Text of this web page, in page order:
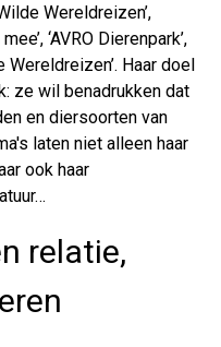
Wereldreizen’,
‘AVRO Dierenpark’,
Wereldreizen’. Haar doel
ze wil benadrukken dat
en diersoorten van
laten niet alleen haar
ook haar
relatie,